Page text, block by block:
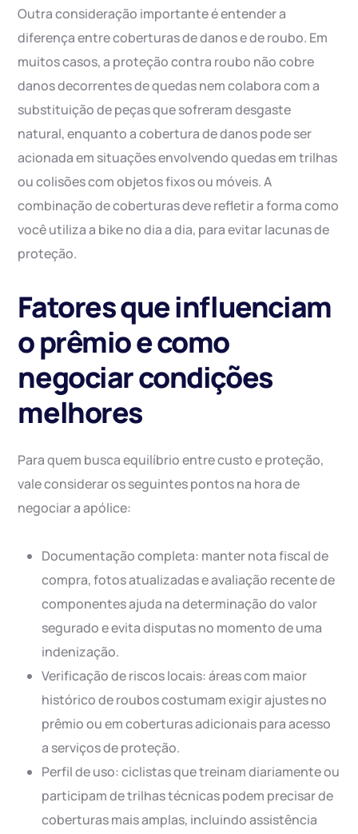
Outra consideração importante é entender a
diferença entre coberturas de danos e de roubo. Em
muitos casos, a proteção contra roubo não cobre
danos decorrentes de quedas nem colabora com a
substituição de peças que sofreram desgaste
natural, enquanto a cobertura de danos pode ser
acionada em situações envolvendo quedas em trilhas
ou colisões com objetos fixos ou móveis. A
combinação de coberturas deve refletir a forma como
você utiliza a bike no dia a dia, para evitar lacunas de
proteção.
Fatores que influenciam
o prêmio e como
negociar condições
melhores
Para quem busca equilíbrio entre custo e proteção,
vale considerar os seguintes pontos na hora de
negociar a apólice:
Documentação completa: manter nota fiscal de
compra, fotos atualizadas e avaliação recente de
componentes ajuda na determinação do valor
segurado e evita disputas no momento de uma
indenização.
Verificação de riscos locais: áreas com maior
histórico de roubos costumam exigir ajustes no
prêmio ou em coberturas adicionais para acesso
a serviços de proteção.
Perfil de uso: ciclistas que treinam diariamente ou
participam de trilhas técnicas podem precisar de
coberturas mais amplas, incluindo assistência